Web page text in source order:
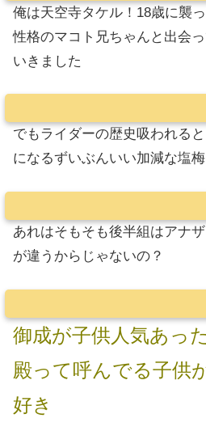
俺は天空寺タケル！18歳に襲
性格のマコト兄ちゃんと出会
いきました
でもライダーの歴史吸われる
になるずいぶんいい加減な塩梅
あれはそもそも後半組はアナ
が違うからじゃないの？
御成が子供人気あっ
殿って呼んでる子供
好き